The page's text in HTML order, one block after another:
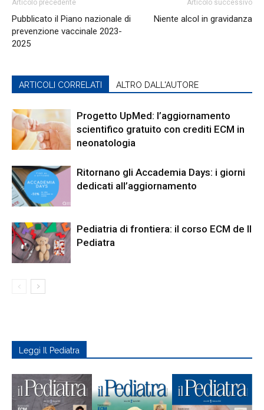
Articolo precedente
Pubblicato il Piano nazionale di
prevenzione vaccinale 2023-
2025
Articolo successivo
Niente alcol in gravidanza
ARTICOLI CORRELATI ALTRO DALL'AUTORE
Progetto UpMed: l’aggiornamento
scientifico gratuito con crediti ECM in
neonatologia
Ritornano gli Accademia Days: i giorni
dedicati all’aggiornamento
Pediatria di frontiera: il corso ECM de Il
Pediatra
Leggi Il Pediatra